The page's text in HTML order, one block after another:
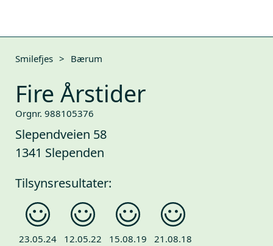
Smilefjes > Bærum
Fire Årstider
Orgnr. 988105376
Slependveien 58
1341 Slependen
Tilsynsresultater:
23.05.24 12.05.22 15.08.19
21.08.18